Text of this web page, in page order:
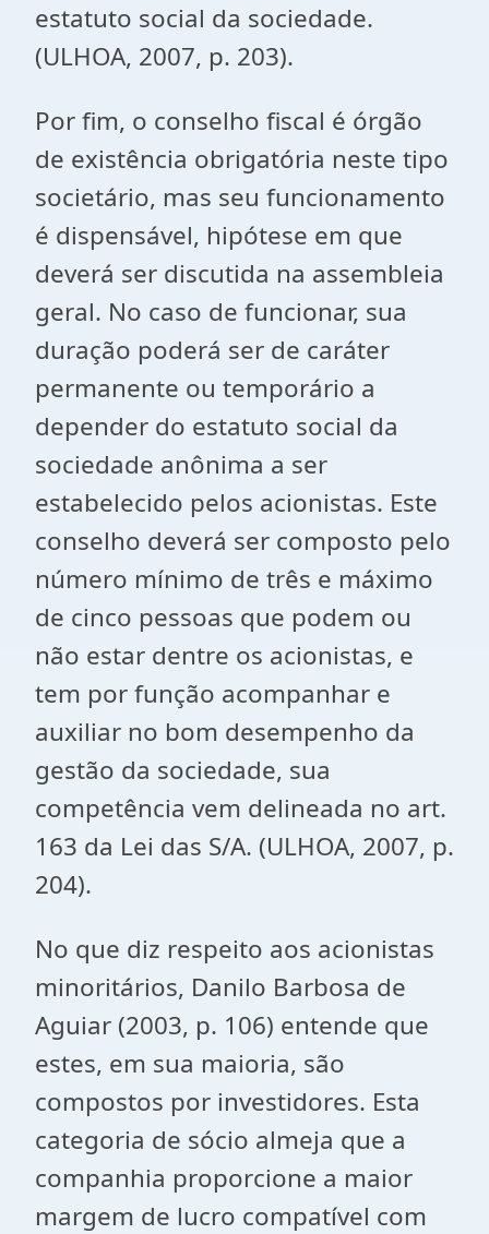
estatuto social da sociedade.
(ULHOA, 2007, p. 203).
Por fim, o conselho fiscal é órgão
de existência obrigatória neste tipo
societário, mas seu funcionamento
é dispensável, hipótese em que
deverá ser discutida na assembleia
geral. No caso de funcionar, sua
duração poderá ser de caráter
permanente ou temporário a
depender do estatuto social da
sociedade anônima a ser
estabelecido pelos acionistas. Este
conselho deverá ser composto pelo
número mínimo de três e máximo
de cinco pessoas que podem ou
não estar dentre os acionistas, e
tem por função acompanhar e
auxiliar no bom desempenho da
gestão da sociedade, sua
competência vem delineada no art.
163 da Lei das S/A. (ULHOA, 2007, p.
204).
No que diz respeito aos acionistas
minoritários, Danilo Barbosa de
Aguiar (2003, p. 106) entende que
estes, em sua maioria, são
compostos por investidores. Esta
categoria de sócio almeja que a
companhia proporcione a maior
margem de lucro compatível com